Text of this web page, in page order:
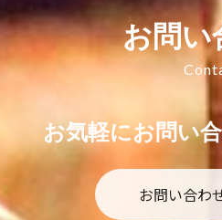
お問い
お気軽にお問い
お問い合わ